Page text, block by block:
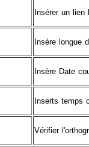
Insérer un lien
Insère longue
Insère Date
Inserts temps
Vérifier